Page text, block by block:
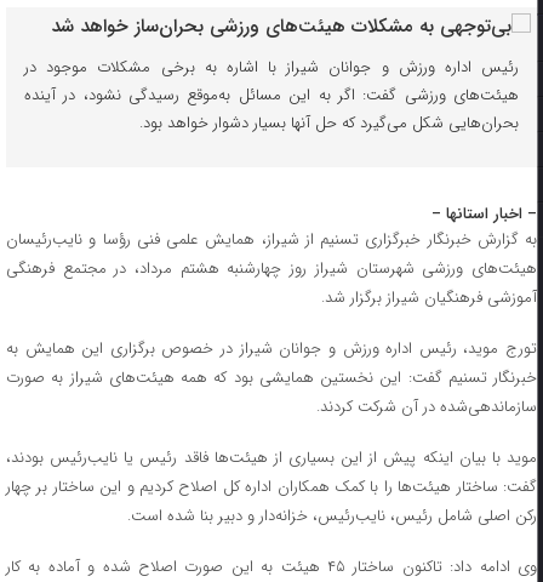
رئیس اداره ورزش و جوانان شیراز با اشاره به برخی مشکلات موجود در
هیئت‌های ورزشی گفت: اگر به این مسائل به‌موقع رسیدگی نشود، در آینده
بحران‌هایی شکل می‌گیرد که حل آنها بسیار دشوار خواهد بود.
– اخبار استانها –
به گزارش خبرنگار خبرگزاری تسنیم از شیراز، همایش علمی فنی رؤسا و نایب‌رئیسان
هیئت‌های ورزشی شهرستان شیراز روز چهارشنبه هشتم مرداد، در مجتمع فرهنگی
آموزشی فرهنگیان شیراز برگزار شد.
تورج موید، رئیس اداره ورزش و جوانان شیراز در خصوص برگزاری این همایش به
خبرنگار تسنیم گفت: این نخستین همایشی بود که همه هیئت‌های شیراز به صورت
سازماندهی‌شده در آن شرکت کردند.
موید با بیان اینکه پیش از این بسیاری از هیئت‌ها فاقد رئیس یا نایب‌رئیس بودند،
گفت: ساختار هیئت‌ها را با کمک همکاران اداره کل اصلاح کردیم و این ساختار بر چهار
رکن اصلی شامل رئیس، نایب‌رئیس، خزانه‌دار و دبیر بنا شده است.
وی ادامه داد: تاکنون ساختار ۴۵ هیئت به این صورت اصلاح شده و آماده به کار